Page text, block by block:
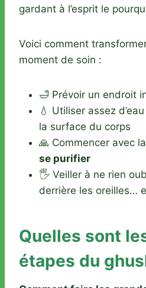
gardant à l’esprit le
Voici comment
moment de soin :
🛁 Prévoir un endroit
💧 Utiliser assez
la surface du corps
🙏 Commencer avec
se purifier
🖐️ Veiller à ne rien
derrière les oreilles…
Quelles sont
étapes du